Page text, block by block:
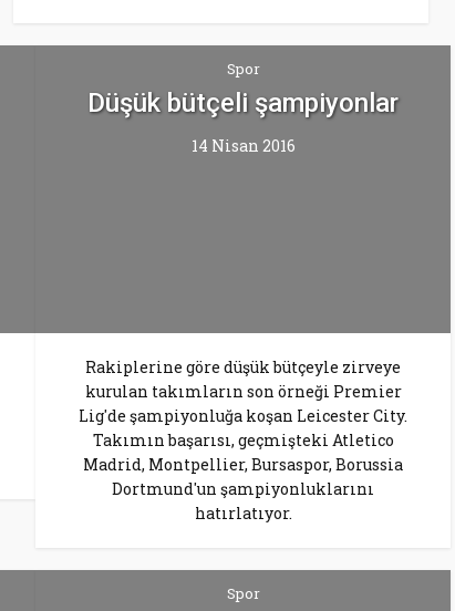
Spor
Düşük bütçeli şampiyonlar
14 Nisan 2016
Rakiplerine göre düşük bütçeyle zirveye
kurulan takımların son örneği Premier
Lig'de şampiyonluğa koşan Leicester City.
Takımın başarısı, geçmişteki Atletico
Madrid, Montpellier, Bursaspor, Borussia
Dortmund'un şampiyonluklarını
hatırlatıyor.
Spor